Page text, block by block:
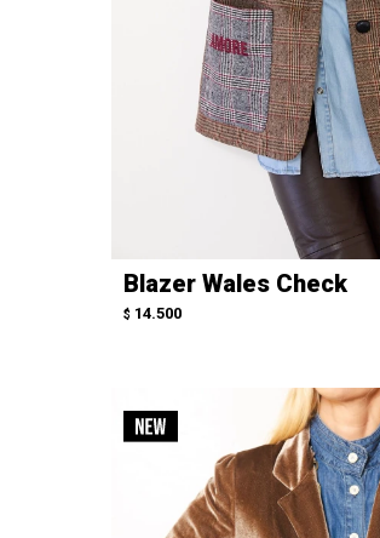
Blazer Wales Check
$ 14.500